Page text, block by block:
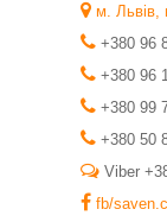
м. Львів,
+380 96
+380 96
+380 99
+380 50
Viber
fb/